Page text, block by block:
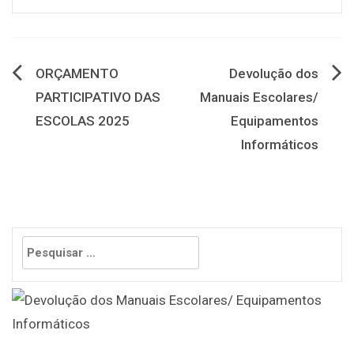
Navegação
de
ORÇAMENTO
PARTICIPATIVO DAS
ESCOLAS 2025
Devolução dos
Manuais Escolares/
Equipamentos
Informáticos
Pesquisar